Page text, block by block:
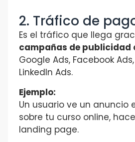
2. Tráfico de
Es el tráfico que llega
campañas de publicidad
Google Ads, Facebook
LinkedIn Ads.
Ejemplo:
Un usuario ve un anuncio
sobre tu curso online,
landing page.